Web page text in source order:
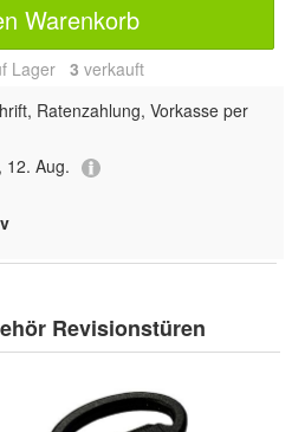
Warenkorb
Lager 3 verkauft
Ratenzahlung, Vorkasse per
12. Aug.
Revisionstüren